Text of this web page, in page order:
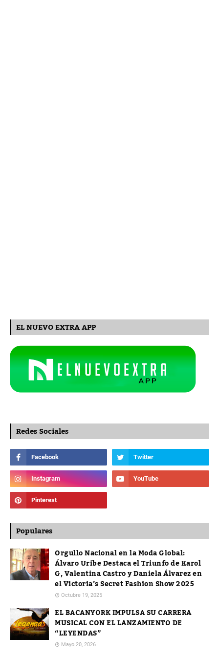
EL NUEVO EXTRA APP
Redes Sociales
Populares
Orgullo Nacional en la Moda Global:
Álvaro Uribe Destaca el Triunfo de Karol
G, Valentina Castro y Daniela Álvarez en
el Victoria’s Secret Fashion Show 2025
Octubre 19, 2025
EL BACANYORK IMPULSA SU CARRERA
MUSICAL CON EL LANZAMIENTO DE
“LEYENDAS”
Mayo 20, 2026